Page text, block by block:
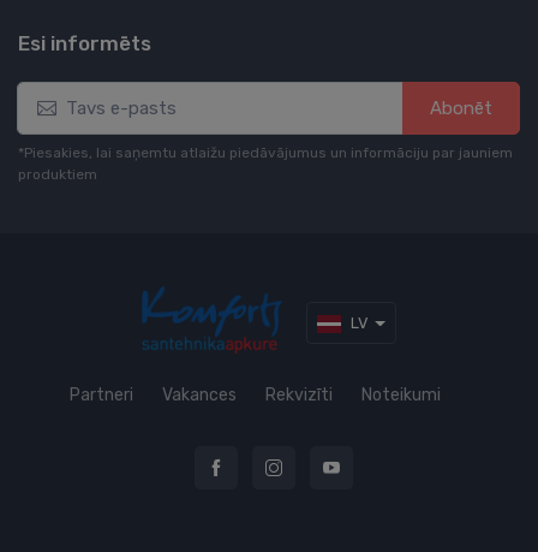
Esi informēts
Abonēt
*Piesakies, lai saņemtu atlaižu piedāvājumus un informāciju par jauniem
produktiem
LV
Partneri Vakances Rekvizīti Noteikumi